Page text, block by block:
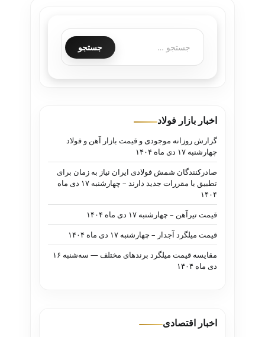
اخبار بازار فولاد
گزارش روزانه موجودی و قیمت بازار آهن و فولاد
چهارشنبه ۱۷ دی ماه ۱۴۰۴
صادرکنندگان شمش فولادی ایران نیاز به زمان برای
تطبیق با مقررات جدید دارند – چهارشنبه ۱۷ دی ماه
۱۴۰۴
قیمت تیرآهن – چهارشنبه ۱۷ دی ماه ۱۴۰۴
قیمت میلگرد آجدار – چهارشنبه ۱۷ دی ماه ۱۴۰۴
مقایسه قیمت میلگرد برندهای مختلف — سه‌شنبه ۱۶
دی ماه ۱۴۰۴
اخبار اقتصادی